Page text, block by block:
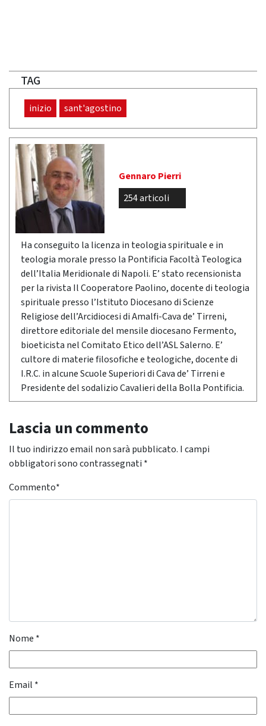
TAG
inizio sant'agostino
Gennaro Pierri
254 articoli
Ha conseguito la licenza in teologia spirituale e in
teologia morale presso la Pontificia Facoltà Teologica
dell’Italia Meridionale di Napoli. E’ stato recensionista
per la rivista Il Cooperatore Paolino, docente di teologia
spirituale presso l’Istituto Diocesano di Scienze
Religiose dell’Arcidiocesi di Amalfi-Cava de’ Tirreni,
direttore editoriale del mensile diocesano Fermento,
bioeticista nel Comitato Etico dell’ASL Salerno. E’
cultore di materie filosofiche e teologiche, docente di
I.R.C. in alcune Scuole Superiori di Cava de’ Tirreni e
Presidente del sodalizio Cavalieri della Bolla Pontificia.
Lascia un commento
Il tuo indirizzo email non sarà pubblicato. I campi
obbligatori sono contrassegnati *
Commento*
Nome *
Email *